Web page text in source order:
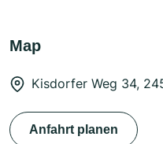
Map
Kisdorfer Weg 34,
Anfahrt planen